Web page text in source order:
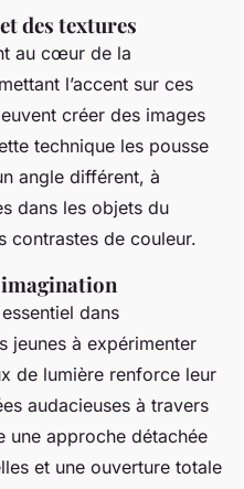
des textures
au cœur de la
l’accent sur ces
créer des images
technique les pousse
angle différent, à
dans les objets du
contrastes de couleur.
dans
jeunes à expérimenter
de lumière renforce leur
audacieuses à travers
une approche détachée
et une ouverture totale